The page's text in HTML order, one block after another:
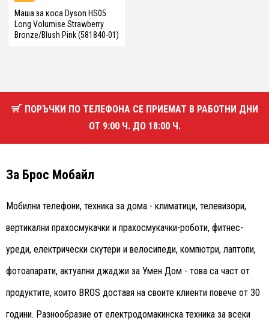
Маша за коса Dyson HS05
Long Volumise Strawberry
Bronze/Blush Pink (581840-01)
ПОРЪЧКИ ПО ТЕЛЕФОНА СЕ ПРИЕМАТ В РАБОТНИ ДНИ
ОТ 9:00 Ч. ДО 18:00 Ч.
За Брос Мобайл
Мобилни телефони, техника за дома - климатици, телевизори,
вертикални прахосмукачки и прахосмукачки-роботи, фитнес-
уреди, електрически скутери и велосипеди, компютри, лаптопи,
фотоапарати, актуални джаджи за Умен Дом - това са част от
продуктите, които BROS доставя на своите клиенти повече от 30
години. Разнообразие от електродомакинска техника за всеки